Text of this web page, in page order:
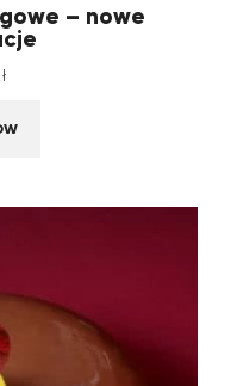
– nowe